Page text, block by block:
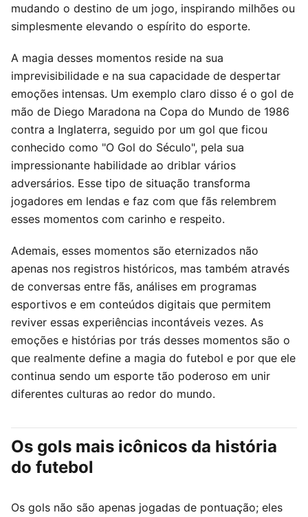
mudando o destino de um jogo, inspirando milhões ou
simplesmente elevando o espírito do esporte.
A magia desses momentos reside na sua
imprevisibilidade e na sua capacidade de despertar
emoções intensas. Um exemplo claro disso é o gol de
mão de Diego Maradona na Copa do Mundo de 1986
contra a Inglaterra, seguido por um gol que ficou
conhecido como "O Gol do Século", pela sua
impressionante habilidade ao driblar vários
adversários. Esse tipo de situação transforma
jogadores em lendas e faz com que fãs relembrem
esses momentos com carinho e respeito.
Ademais, esses momentos são eternizados não
apenas nos registros históricos, mas também através
de conversas entre fãs, análises em programas
esportivos e em conteúdos digitais que permitem
reviver essas experiências incontáveis vezes. As
emoções e histórias por trás desses momentos são o
que realmente define a magia do futebol e por que ele
continua sendo um esporte tão poderoso em unir
diferentes culturas ao redor do mundo.
Os gols mais icônicos da história
do futebol
Os gols não são apenas jogadas de pontuação; eles